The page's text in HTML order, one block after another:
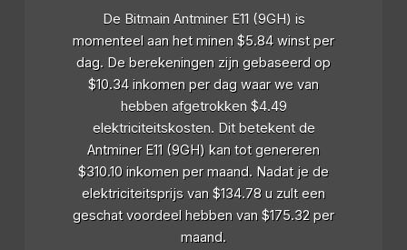
De Bitmain Antminer E11 (9GH) is
momenteel aan het minen $5.84 winst per
dag. De berekeningen zijn gebaseerd op
$10.34 inkomen per dag waar we van
hebben afgetrokken $4.49
elektriciteitskosten. Dit betekent de
Antminer E11 (9GH) kan tot genereren
$310.10 inkomen per maand. Nadat je de
elektriciteitsprijs van $134.78 u zult een
geschat voordeel hebben van $175.32 per
maand.